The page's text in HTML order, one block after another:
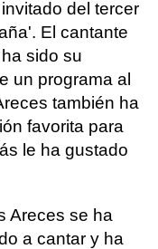
del tercer
El cantante
sido su
un programa al
también ha
favorita para
le ha gustado
Areces se ha
a cantar y ha